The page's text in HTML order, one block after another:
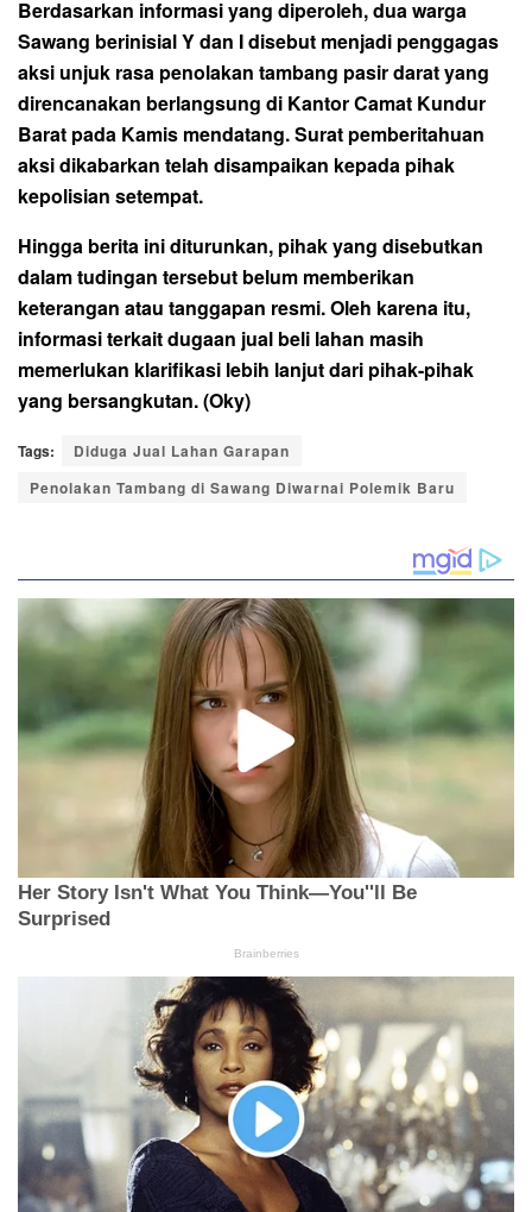
Berdasarkan informasi yang diperoleh, dua warga
Sawang berinisial Y dan I disebut menjadi penggagas
aksi unjuk rasa penolakan tambang pasir darat yang
direncanakan berlangsung di Kantor Camat Kundur
Barat pada Kamis mendatang. Surat pemberitahuan
aksi dikabarkan telah disampaikan kepada pihak
kepolisian setempat.
Hingga berita ini diturunkan, pihak yang disebutkan
dalam tudingan tersebut belum memberikan
keterangan atau tanggapan resmi. Oleh karena itu,
informasi terkait dugaan jual beli lahan masih
memerlukan klarifikasi lebih lanjut dari pihak-pihak
yang bersangkutan. (Oky)
Tags:
Diduga Jual Lahan Garapan
Penolakan Tambang di Sawang Diwarnai Polemik Baru